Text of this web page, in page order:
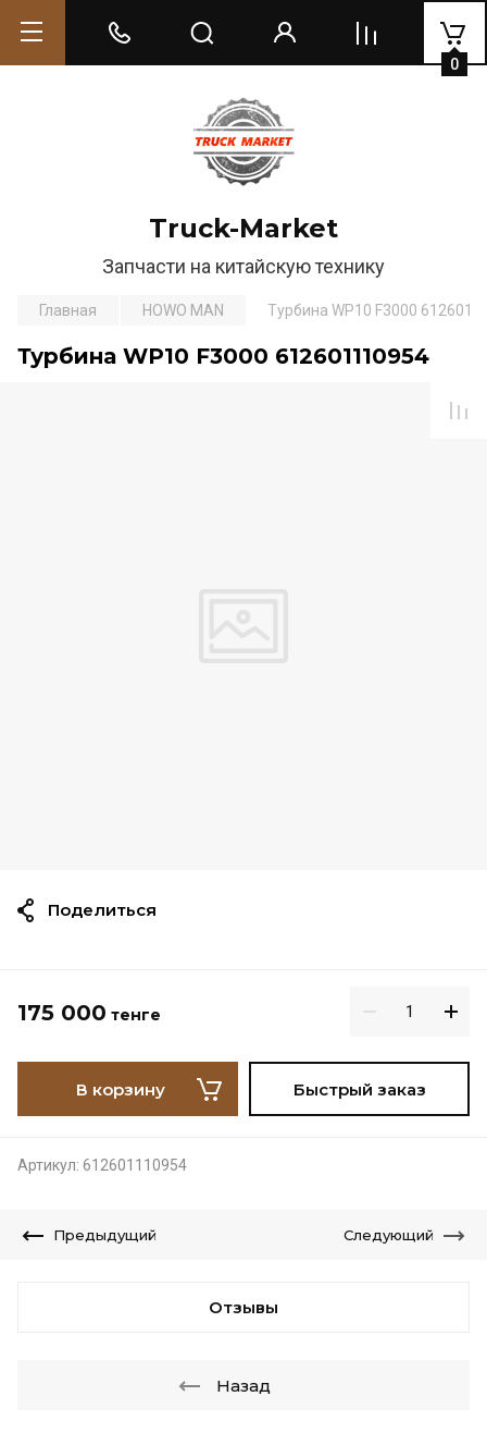
Truck-Market
Запчасти на китайскую технику
0
Главная HOWO MAN Турбина WP10 F3000
Турбина WP10 F3000 612601110954
175 000 тенге
В корзину Быстрый заказ
Артикул: 612601110954
Поделиться
Предыдущий Следующий
Отзывы
Назад